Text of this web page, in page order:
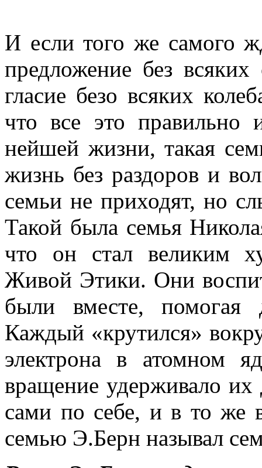
И если того же самого
предложение без
гласие безо всяких
что все это
нейшей жизни, такая
жизнь без раздоров и
семьи не приходят, но
Такой была семья
что он стал великим
Живой Этики. Они
были вместе, помогая
Каждый «крутился»
электрона в атомном
вращение удерживало
сами по себе, и в то же
семью Э.Берн называл